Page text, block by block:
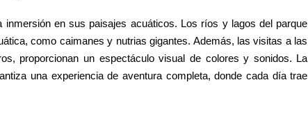
en sus paisajes acuáticos. Los ríos y lagos del parque
como caimanes y nutrias gigantes. Además, las visitas a las
proporcionan un espectáculo visual de colores y sonidos. La
una experiencia de aventura completa, donde cada día trae